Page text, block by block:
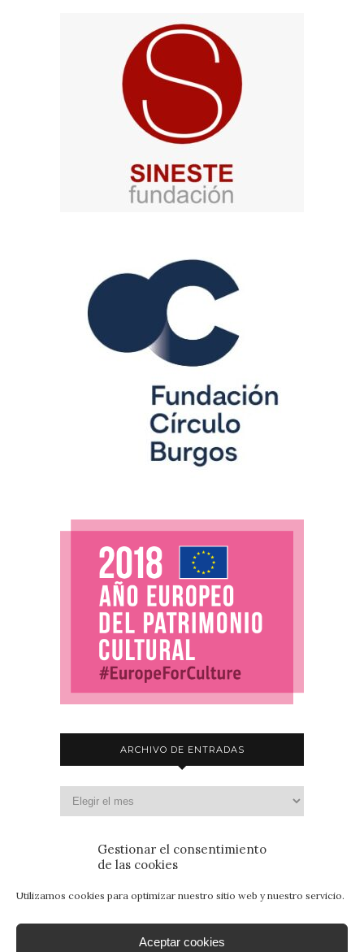
Gestionar el consentimiento
de las cookies
Utilizamos cookies para optimizar nuestro sitio web y nuestro servicio.
Aceptar cookies
ARCHIVO DE ENTRADAS